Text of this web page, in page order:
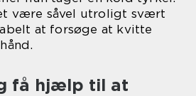
være såvel utroligt svært
at forsøge at kvitte
få hjælp til at